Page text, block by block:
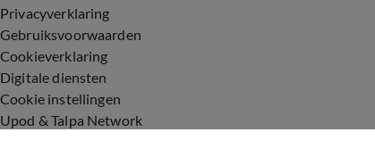
Privacyverklaring
Gebruiksvoorwaarden
Cookieverklaring
Digitale diensten
Cookie instellingen
Upod & Talpa Network